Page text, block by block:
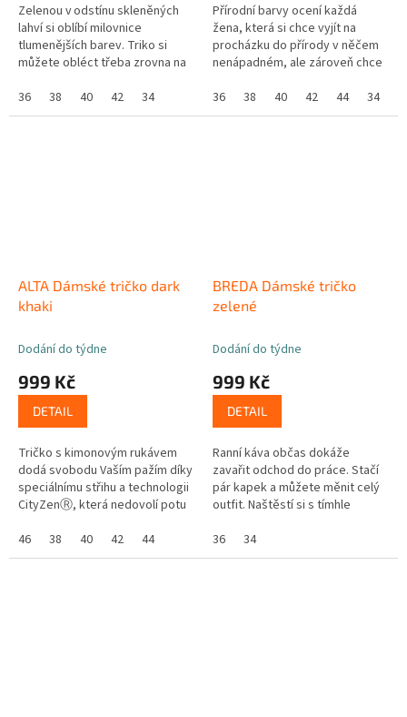
Zelenou v odstínu skleněných
lahví si oblíbí milovnice
tlumenějších barev. Triko si
můžete obléct třeba zrovna na
nežádoucích kapek vína. ...
36 38 40 42 34
Přírodní barvy ocení každá
žena, která si chce vyjít na
procházku do přírody v něčem
nenápadném, ale zároveň chce
budeme povídat, dark khaki je...
36 38 40 42 44 34
ALTA Dámské tričko dark
khaki
Dodání do týdne
999 Kč
DETAIL
Tričko s kimonovým rukávem
dodá svobodu Vaším pažím díky
speciálnímu střihu a technologii
CityZenⓇ, která nedovolí potu
tedy zvedat ruce nad hlavu,...
46 38 40 42 44
BREDA Dámské tričko
zelené
Dodání do týdne
999 Kč
DETAIL
Ranní káva občas dokáže
zavařit odchod do práce. Stačí
pár kapek a můžete měnit celý
outfit. Naštěstí si s tímhle
jednoduše vše sklepete dolů....
36 34